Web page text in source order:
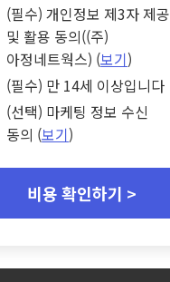
(필수) 개인정보 제3자 제공
및 활용 동의((주)
아정네트웍스) (보기)
(필수) 만 14세 이상입니다
(선택) 마케팅 정보 수신
동의 (보기)
비용 확인하기 >